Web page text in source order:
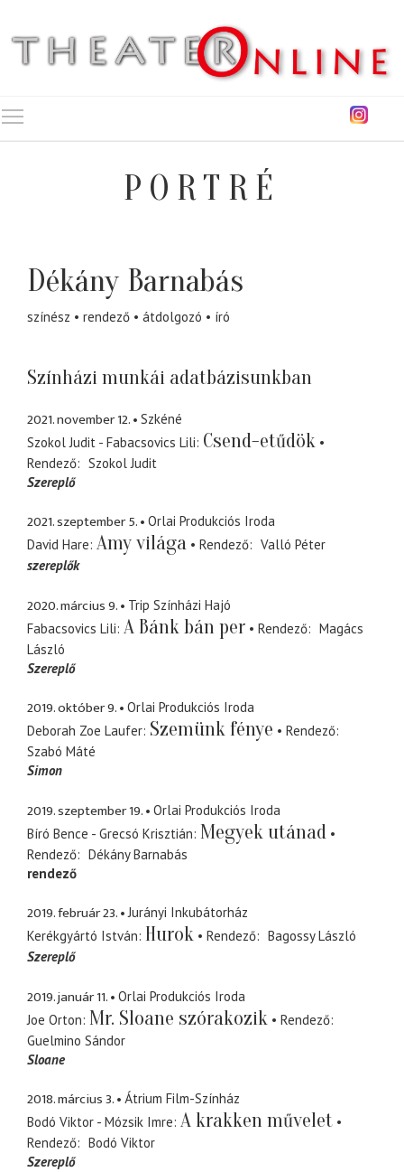
PORTRÉ
Dékány Barnabás
színész rendező átdolgozó író
Színházi munkái adatbázisunkban
2021. november 12.
Szkéné
Szokol Judit - Fabacsovics Lili Csend-etűdök
Rendező
Szokol Judit
Szereplő
2021. szeptember 5.
Orlai Produkciós Iroda
David Hare Amy világa Rendező
Valló Péter
szereplők
2020. március 9.
Trip Színházi Hajó
Fabacsovics Lili A Bánk bán per Rendező
Magács
László
Szereplő
2019. október 9.
Orlai Produkciós Iroda
Deborah Zoe Laufer Szemünk fénye
Rendező
Szabó Máté
Simon
2019. szeptember 19.
Orlai Produkciós Iroda
Bíró Bence - Grecsó Krisztián Megyek utánad
Rendező
Dékány Barnabás
rendező
2019. február 23.
Jurányi Inkubátorház
Kerékgyártó István Hurok Rendező
Bagossy László
Szereplő
2019. január 11.
Orlai Produkciós Iroda
Joe Orton Mr. Sloane szórakozik
Rendező
Guelmino Sándor
Sloane
2018. március 3.
Átrium Film-Színház
Bodó Viktor - Mózsik Imre A krakken művelet
Rendező
Bodó Viktor
Szereplő